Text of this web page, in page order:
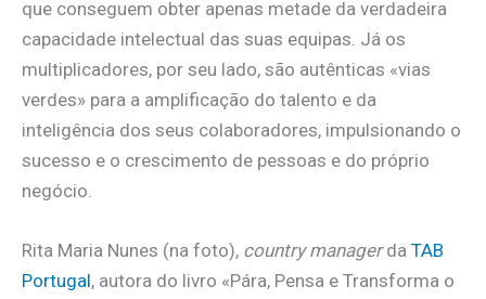
que conseguem obter apenas metade da verdadeira
capacidade intelectual das suas equipas. Já os
multiplicadores, por seu lado, são autênticas «vias
verdes» para a amplificação do talento e da
inteligência dos seus colaboradores, impulsionando o
sucesso e o crescimento de pessoas e do próprio
negócio.
Rita Maria Nunes (na foto), country managerda TAB
Portugal, autora do livro «Pára, Pensa e Transforma o